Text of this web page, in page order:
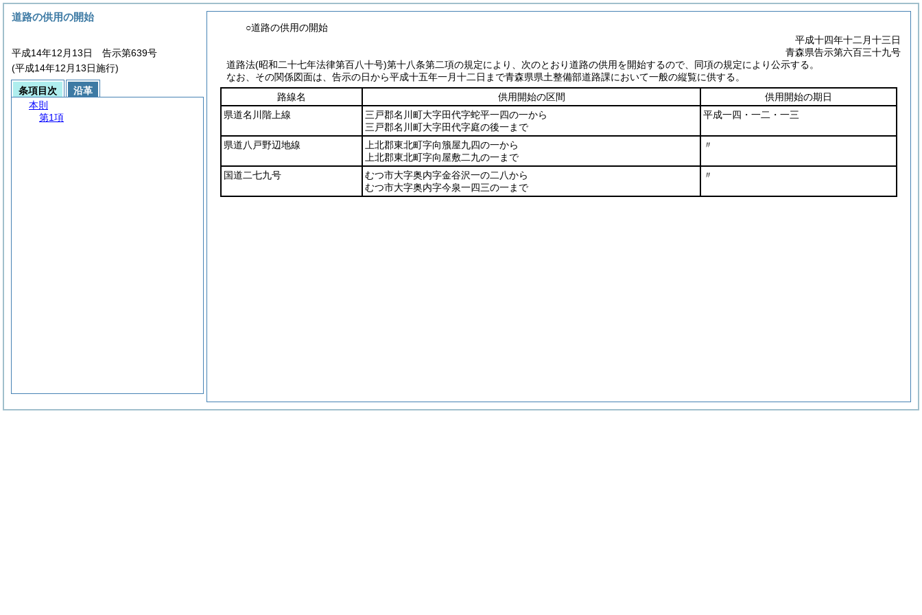
○道路の供用の開始
平成十四年十二月十三日
青森県告示第六百三十九号
道路法(昭和二十七年法律第百八十号)第十八条第二項の規定により、次のとおり道路の供用を開始するので、同項の規定により公示する。
なお、その関係図面は、告示の日から平成十五年一月十二日まで青森県県土整備部道路課において一般の縦覧に供する。
路線名
供用開始の区間
供用開始の期日
県道名川階上線
三戸郡名川町大字田代字蛇平一四の一から
三戸郡名川町大字田代字庭の後一まで
平成一四・一二・一三
県道八戸野辺地線
上北郡東北町字向籏屋九四の一から
上北郡東北町字向屋敷二九の一まで
〃
国道二七九号
むつ市大字奥内字金谷沢一の二八から
むつ市大字奥内字今泉一四三の一まで
〃
道路の供用の開始
平成14年12月13日 告示第639号
(平成14年12月13日施行)
条項目次
沿革
本則
第1項